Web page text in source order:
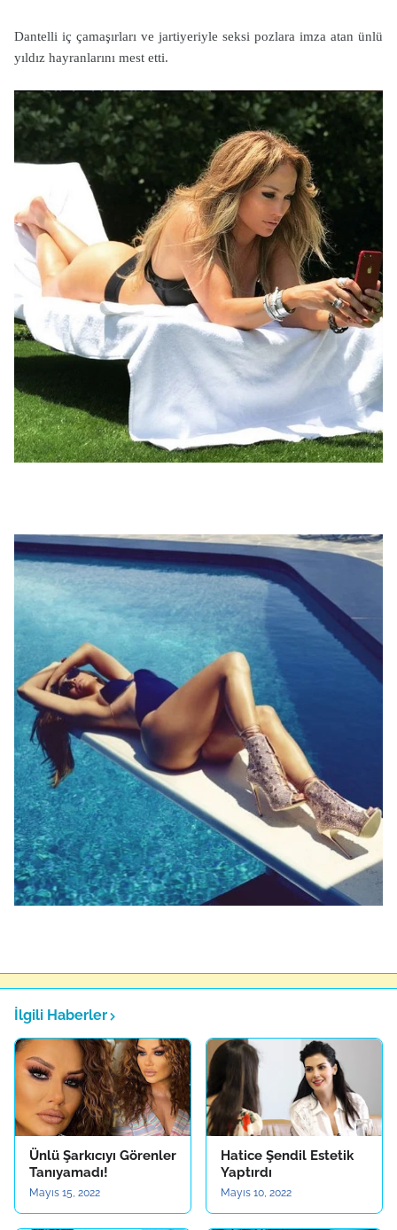
Dantelli iç çamaşırları ve jartiyeriyle seksi pozlara imza atan ünlü
yıldız hayranlarını mest etti.
İlgili Haberler
Ünlü Şarkıcıyı Görenler
Tanıyamadı!
Mayıs 15, 2022
Hatice Şendil Estetik
Yaptırdı
Mayıs 10, 2022